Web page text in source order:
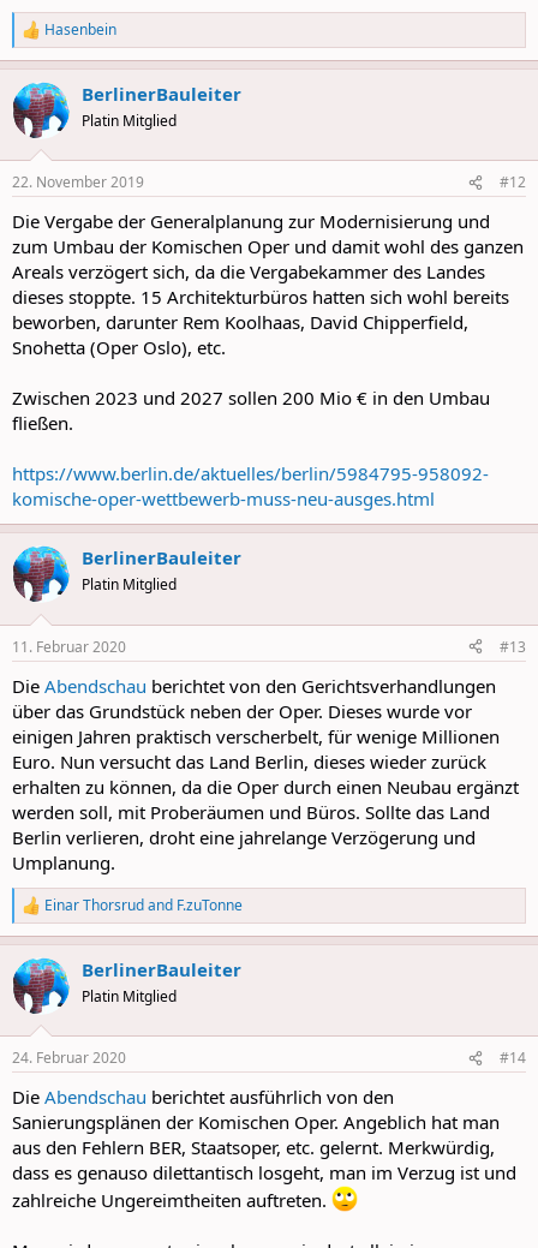
R
e
a
c
t
i
s
Hasenbein
BerlinerBauleiter
Platin Mitglied
22. November 2019 #12
Die Vergabe der Generalplanung zur Modernisierung und
zum Umbau der Komischen Oper und damit wohl des ganzen
Areals verzögert sich, da die Vergabekammer des Landes
dieses stoppte. 15 Architekturbüros hatten sich wohl bereits
beworben, darunter Rem Koolhaas, David Chipperfield,
Snohetta (Oper Oslo), etc.
Zwischen 2023 und 2027 sollen 200 Mio € in den Umbau
fließen.
https://www.berlin.de/aktuelles/berlin/5984795-958092-
komische-oper-wettbewerb-muss-neu-ausges.html
BerlinerBauleiter
Platin Mitglied
11. Februar 2020 #13
Die Abendschau berichtet von den Gerichtsverhandlungen
über das Grundstück neben der Oper. Dieses wurde vor
einigen Jahren praktisch verscherbelt, für wenige Millionen
Euro. Nun versucht das Land Berlin, dieses wieder zurück
erhalten zu können, da die Oper durch einen Neubau ergänzt
werden soll, mit Proberäumen und Büros. Sollte das Land
Berlin verlieren, droht eine jahrelange Verzögerung und
Umplanung.
R
e
a
c
t
i
s
Einar Thorsrudand F.zuTonne
BerlinerBauleiter
Platin Mitglied
24. Februar 2020 #14
Die Abendschau berichtet ausführlich von den
Sanierungsplänen der Komischen Oper. Angeblich hat man
aus den Fehlern BER, Staatsoper, etc. gelernt. Merkwürdig,
dass es genauso dilettantisch losgeht, man im Verzug ist und
zahlreiche Ungereimtheiten auftreten.